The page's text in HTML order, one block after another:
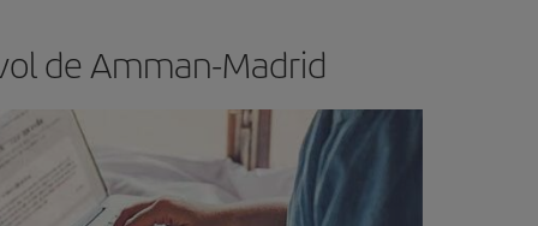
de Amman-Madrid